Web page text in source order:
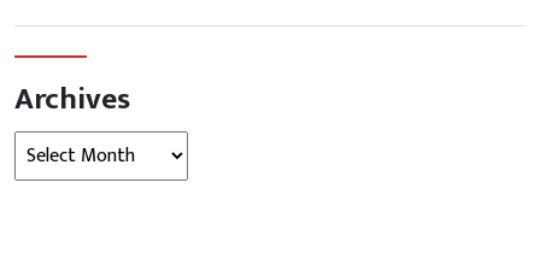
Archives
Archives